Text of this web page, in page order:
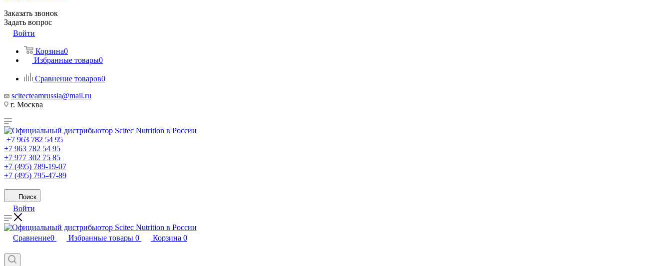
Заказать звонок
Задать вопрос
Войти
Корзина0
Избранные товары0
Сравнение товаров0
scitecteamrussia@mail.ru
г. Москва
+7 963 782 54 95
+7 963 782 54 95
+7 977 302 75 85
+7 (495) 789-19-07
+7 (495) 795-47-89
Поиск
Войти
Сравнение0 Избранные товары 0 Корзина 0